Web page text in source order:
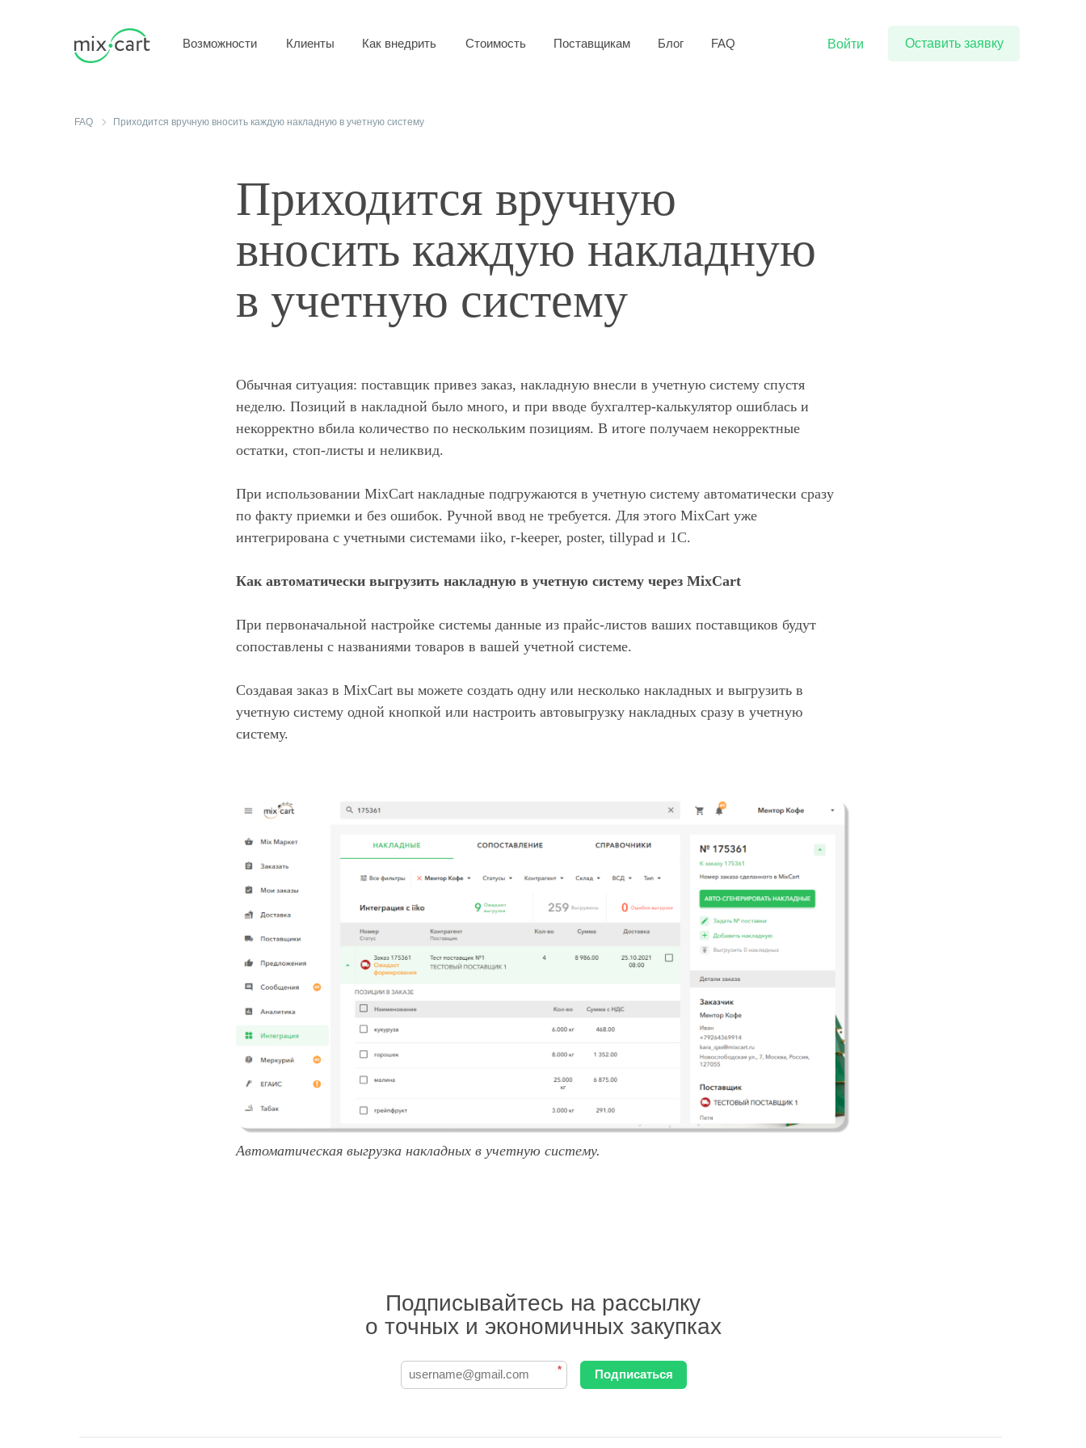
Возможности Клиенты Как внедрить Стоимость Поставщикам Блог FAQ Оставить заявку
Войти
FAQ Приходится вручную вносить каждую накладную в учетную систему
Приходится вручную
вносить каждую накладную
в учетную систему
Обычная ситуация: поставщик привез заказ, накладную внесли в учетную систему спустя
неделю. Позиций в накладной было много, и при вводе бухгалтер-калькулятор ошиблась и
некорректно вбила количество по нескольким позициям. В итоге получаем некорректные
остатки, стоп-листы и неликвид.
При использовании MixCart накладные подгружаются в учетную систему автоматически сразу
по факту приемки и без ошибок. Ручной ввод не требуется. Для этого MixCart уже
интегрирована с учетными системами iiko, r-keeper, poster, tillypad и 1C.
Как автоматически выгрузить накладную в учетную систему через MixCart
При первоначальной настройке системы данные из прайс-листов ваших поставщиков будут
сопоставлены с названиями товаров в вашей учетной системе.
Создавая заказ в MixCart вы можете создать одну или несколько накладных и выгрузить в
учетную систему одной кнопкой или настроить автовыгрузку накладных сразу в учетную
систему.
Автоматическая выгрузка накладных в учетную систему.
* Подписаться
Подписывайтесь на рассылку
о точных и экономичных закупках